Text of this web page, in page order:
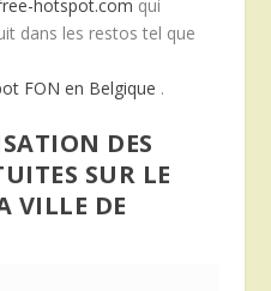
hotspot.com qui
dans les restos tel que
FON en Belgique .
DES
SUR LE
VILLE DE